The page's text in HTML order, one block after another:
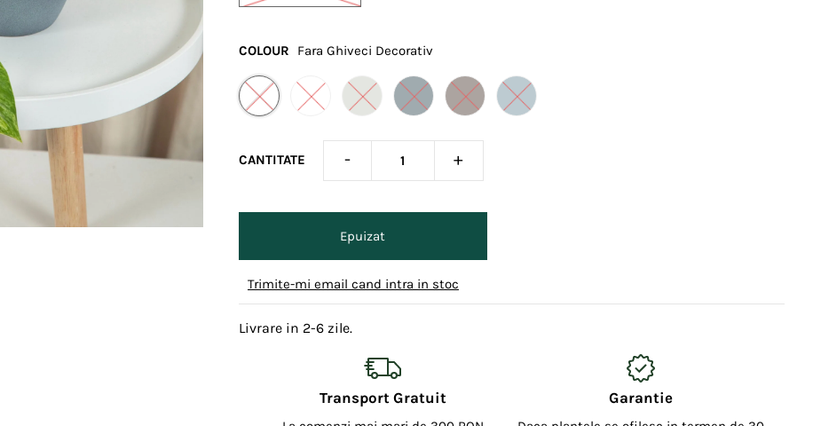
COLOUR Fara Ghiveci Decorativ
CANTITATE - +
Trimite-mi email cand intra in stoc
Livrare in 2-6 zile.
Transport Gratuit Garantie